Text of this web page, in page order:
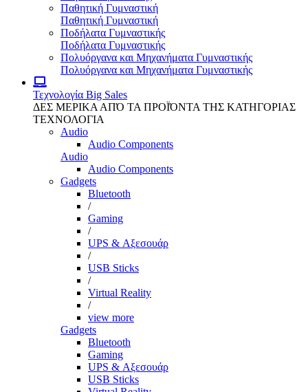
Παθητική Γυμναστική
Παθητική Γυμναστική
Ποδήλατα Γυμναστικής
Ποδήλατα Γυμναστικής
Πολυόργανα και Μηχανήματα Γυμναστικής
Πολυόργανα και Μηχανήματα Γυμναστικής
Τεχνολογία Big Sales
ΔΕΣ ΜΕΡΙΚΑ ΑΠΌ ΤΑ ΠΡΟΪΌΝΤΑ ΤΗΣ ΚΑΤΗΓΟΡΙΑΣ
ΤΕΧΝΟΛΟΓΙΑ
Audio
Audio Components
Audio
Audio Components
Gadgets
Bluetooth
/
Gaming
/
UPS & Αξεσουάρ
/
USB Sticks
/
Virtual Reality
/
view more
Gadgets
Bluetooth
Gaming
UPS & Αξεσουάρ
USB Sticks